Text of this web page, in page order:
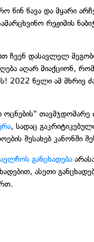
წინ წავა და მყარი
რეჟიმის
ჩვენ დასავლელ
აღარ მიაქციონ,
2022 წელი ამ მხრივ
ოცნების"
, სადაც
შესახებ კანონში
განცხადება
ასეთი